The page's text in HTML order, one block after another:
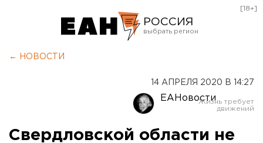
РОССИЯ
Оренбург
[18+]
← НОВОСТИ
14 АПРЕЛЯ 2020 В 14:27
ЕАНовости
Свердловской области не